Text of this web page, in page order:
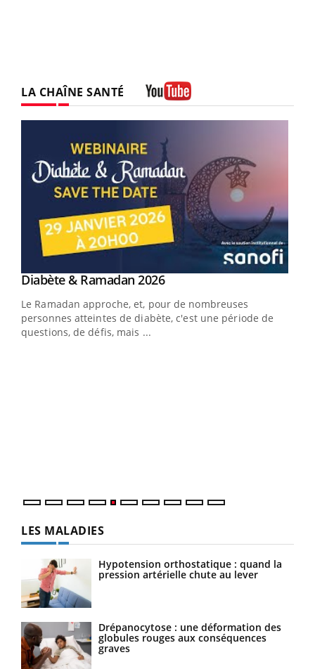
LA CHAÎNE SANTÉ
Youtube
Diabète & Ramadan 2026Youtube
Le Ramadan approche, et, pour de nombreuses
personnes atteintes de diabète, c'est une période de
questions, de défis, mais ...
LES MALADIES
Hypotension orthostatique : quand la
pression artérielle chute au lever
Drépanocytose : une déformation des
globules rouges aux conséquences
graves